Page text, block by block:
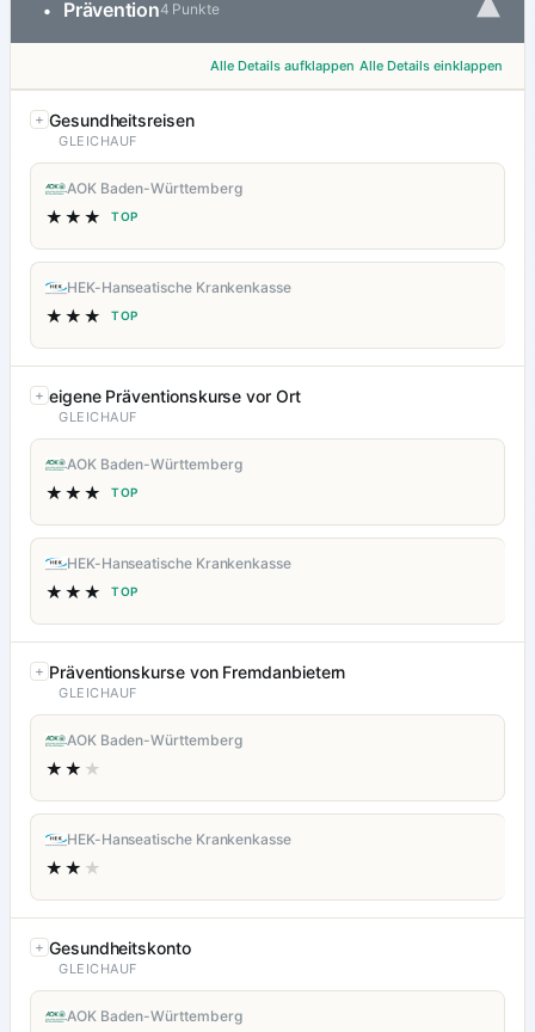
• Prävention4 Punkte
Alle Details aufklappen Alle Details einklappen
Gesundheitsreisen
GLEICHAUF
AOK Baden-Württemberg
★★★ TOP
HEK-Hanseatische Krankenkasse
★★★ TOP
eigene Präventionskurse vor Ort
GLEICHAUF
AOK Baden-Württemberg
★★★ TOP
HEK-Hanseatische Krankenkasse
★★★ TOP
Präventionskurse von Fremdanbietern
GLEICHAUF
AOK Baden-Württemberg
★★ ★
HEK-Hanseatische Krankenkasse
★★ ★
Gesundheitskonto
GLEICHAUF
AOK Baden-Württemberg